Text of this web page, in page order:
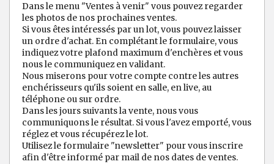
Dans le menu "Ventes à venir" vous pouvez regarder
les photos de nos prochaines ventes.
Si vous êtes intéressés par un lot, vous pouvez laisser
un ordre d'achat. En complétant le formulaire, vous
indiquez votre plafond maximum d'enchères et vous
nous le communiquez en validant.
Nous miserons pour votre compte contre les autres
enchérisseurs qu'ils soient en salle, en live, au
téléphone ou sur ordre.
Dans les jours suivants la vente, nous vous
communiquons le résultat. Si vous l'avez emporté, vous
réglez et vous récupérez le lot.
Utilisez le formulaire "newsletter" pour vous inscrire
afin d'être informé par mail de nos dates de ventes.